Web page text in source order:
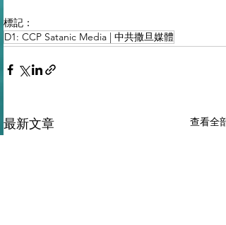
標記：
D1: CCP Satanic Media | 中共撒旦媒體
最新文章 查看全部